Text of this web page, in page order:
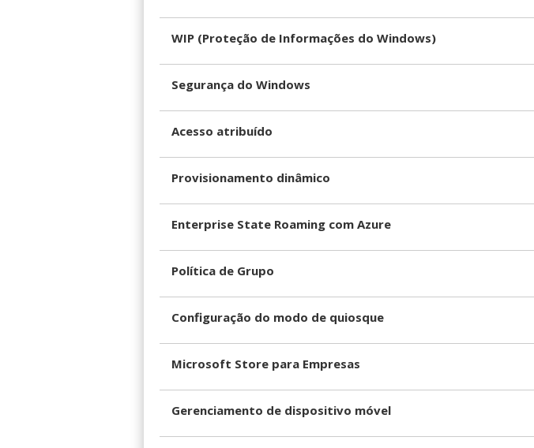
WIP (Proteção de Informações do Windows)
Segurança do Windows
Acesso atribuído
Provisionamento dinâmico
Enterprise State Roaming com Azure
Política de Grupo
Configuração do modo de quiosque
Microsoft Store para Empresas
Gerenciamento de dispositivo móvel